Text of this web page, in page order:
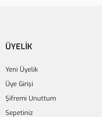
ÜYELİK
Yeni Üyelik
Üye Girişi
Şifremi Unuttum
Sepetiniz